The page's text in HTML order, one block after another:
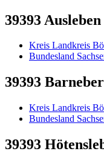
39393
Kreis Landkreis
Bundesland
39393
Kreis Landkreis
Bundesland
39393